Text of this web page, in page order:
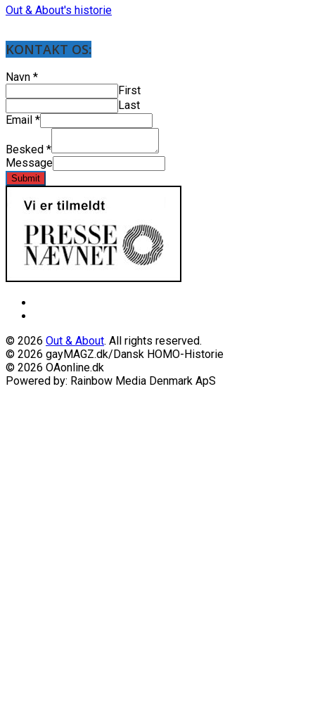
Out & About's historie
KONTAKT OS:
Navn *
First
Last
Email *
Besked *
Message
Submit
© 2026 Out & About. All rights reserved.
© 2026 gayMAGZ.dk/Dansk HOMO-Historie
© 2026 OAonline.dk
Powered by: Rainbow Media Denmark ApS